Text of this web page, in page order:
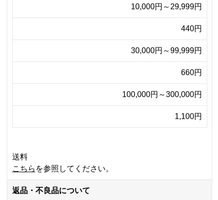
10,000円～29,999円
440円
30,000円～99,999円
660円
100,000円～300,000円
1,100円
送料
こちら を参照してください。
返品・不良品について